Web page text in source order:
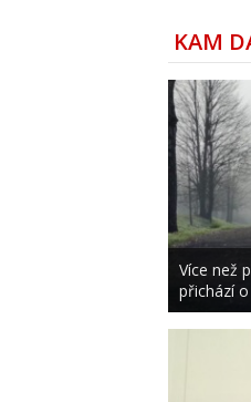
KAM
Více než
přichází